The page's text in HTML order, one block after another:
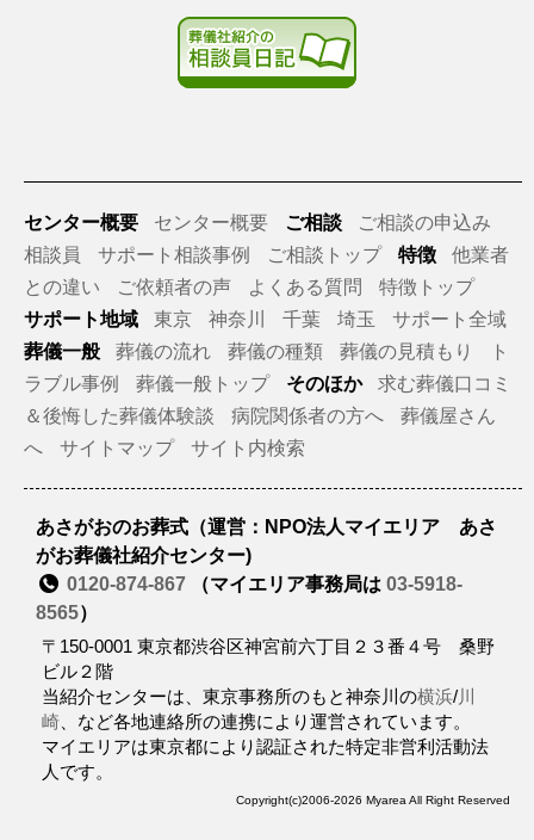
センター概要 センター概要 ご相談
ご相談の申込み
相談員
サポート相談事例 ご相談トップ 特徴
他業者
との違い
ご依頼者の声 よくある質問
特徴トップ
サポート地域
東京 神奈川 千葉 埼玉
サポート全域
葬儀一般
葬儀の流れ 葬儀の種類 葬儀の見積もり
ト
ラブル事例
葬儀一般トップ そのほか
求む葬儀口コミ
＆後悔した葬儀体験談
病院関係者の方へ
葬儀屋さん
へ
サイトマップ サイト内検索
あさがおのお葬式（運営：NPO法人マイエリア あさ
がお葬儀社紹介センター)
0120-874-867 （マイエリア事務局は03-5918-
8565）
〒150-0001 東京都渋谷区神宮前六丁目２３番４号 桑野
ビル２階
当紹介センターは、東京事務所のもと神奈川の横浜/川
崎 、など各地連絡所の連携により運営されています。
マイエリアは東京都により認証された特定非営利活動法
人です。
Copyright(c)2006-2026 Myarea All Right Reserved